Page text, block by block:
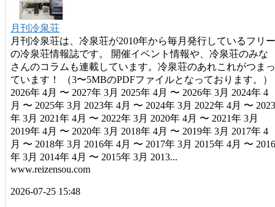
月刊冷泉荘
月刊冷泉荘は、冷泉荘が2010年から毎月発行しているフリー
の冷泉荘情報誌です。 開催イベント情報や、冷泉荘のみな
さんのコラムも連載しています。冷泉荘のあれこれがつまっ
ています！ （3〜5MBのPDFファイルとなっております。）
2026年 4月 〜 2027年 3月 2025年 4月 〜 2026年 3月 2024年 4
月 〜 2025年 3月 2023年 4月 〜 2024年 3月 2022年 4月 〜 2023
年 3月 2021年 4月 〜 2022年 3月 2020年 4月 〜 2021年 3月
2019年 4月 〜 2020年 3月 2018年 4月 〜 2019年 3月 2017年 4
月 〜 2018年 3月 2016年 4月 〜 2017年 3月 2015年 4月 〜 2016
年 3月 2014年 4月 〜 2015年 3月 2013...
www.reizensou.com
2026-07-25 15:48